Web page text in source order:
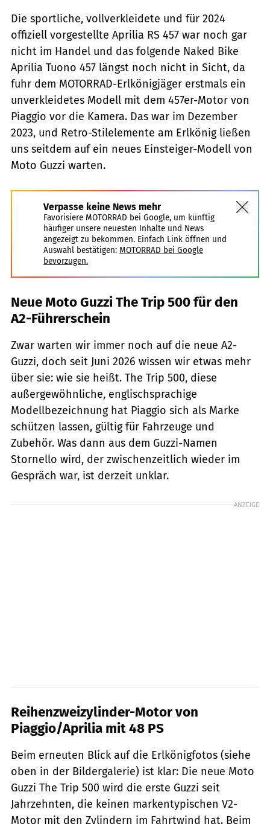
Die sportliche, vollverkleidete und für 2024
offiziell vorgestellte Aprilia RS 457 war noch gar
nicht im Handel und das folgende Naked Bike
Aprilia Tuono 457 längst noch nicht in Sicht, da
fuhr dem MOTORRAD-Erlkönigjäger erstmals ein
unverkleidetes Modell mit dem 457er-Motor von
Piaggio vor die Kamera. Das war im Dezember
2023, und Retro-Stilelemente am Erlkönig ließen
uns seitdem auf ein neues Einsteiger-Modell von
Moto Guzzi warten.
Verpasse keine News mehr
Favorisiere MOTORRAD bei Google, um künftig
häufiger unsere neuesten Inhalte und News
angezeigt zu bekommen. Einfach Link öffnen und
Auswahl bestätigen: MOTORRAD bei Google
bevorzugen.
Neue Moto Guzzi The Trip 500 für den
A2-Führerschein
Zwar warten wir immer noch auf die neue A2-
Guzzi, doch seit Juni 2026 wissen wir etwas mehr
über sie: wie sie heißt. The Trip 500, diese
außergewöhnliche, englischsprachige
Modellbezeichnung hat Piaggio sich als Marke
schützen lassen, gültig für Fahrzeuge und
Zubehör. Was dann aus dem Guzzi-Namen
Stornello wird, der zwischenzeitlich wieder im
Gespräch war, ist derzeit unklar.
ANZEIGE
Reihenzweizylinder-Motor von
Piaggio/Aprilia mit 48 PS
Beim erneuten Blick auf die Erlkönigfotos (siehe
oben in der Bildergalerie) ist klar: Die neue Moto
Guzzi The Trip 500 wird die erste Guzzi seit
Jahrzehnten, die keinen markentypischen V2-
Motor mit den Zylindern im Fahrtwind hat. Beim